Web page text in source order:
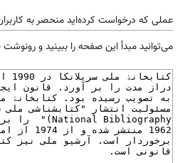
عملی که درخواست کرده‌اید منحصر به
می‌توانید مبدأ این صفحه را ببینید و رونوشت